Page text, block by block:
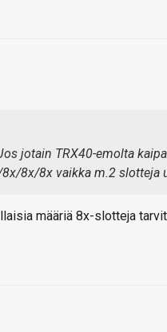
jotain TRX40-emolta
8x/8x vaikka m.2 slotteja
määriä 8x-slotteja